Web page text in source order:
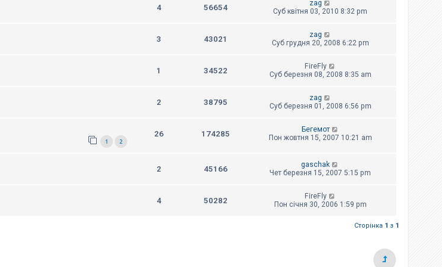
4 56654
zag
Суб квітня 03, 2010 8:32 pm
3 43021
zag
Суб грудня 20, 2008 6:22 pm
1 34522
FireFly
Суб березня 08, 2008 8:35 am
2 38795
zag
Суб березня 01, 2008 6:56 pm
1 2
26 174285
Бегемот
Пон жовтня 15, 2007 10:21 am
2 45166
gaschak
Чет березня 15, 2007 5:15 pm
4 50282
FireFly
Пон січня 30, 2006 1:59 pm
Сторінка 1 з 1